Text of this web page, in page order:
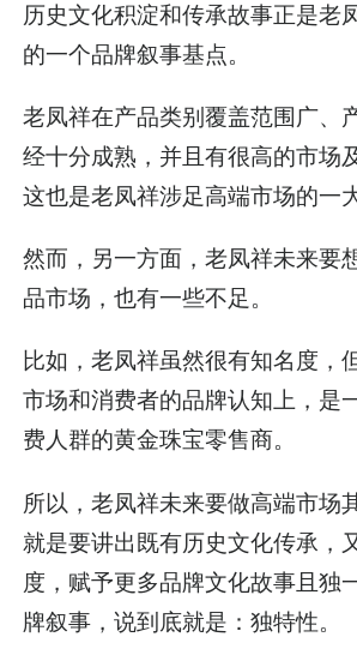
历史文化积淀和传承故事正是老
的一个品牌叙事基点。
老凤祥在产品类别覆盖范围广、
经十分成熟，并且有很高的市场
这也是老凤祥涉足高端市场的一
然而，另一方面，老凤祥未来要
品市场，也有一些不足。
比如，老凤祥虽然很有知名度，
市场和消费者的品牌认知上，是
费人群的黄金珠宝零售商。
所以，老凤祥未来要做高端市场
就是要讲出既有历史文化传承，
度，赋予更多品牌文化故事且独
牌叙事，说到底就是：独特性。